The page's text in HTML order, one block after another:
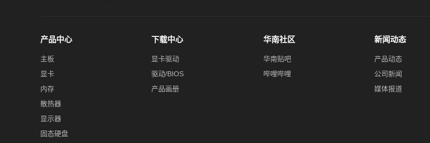
产品中心
主板
显卡
内存
散热器
显示器
固态硬盘
下载中心
显卡驱动
驱动/BIOS
产品画册
华南社区
华南贴吧
哔哩哔哩
新闻动态
产品动态
公司新闻
媒体报道